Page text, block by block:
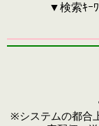
▼検索ｷｰﾜ
※システムの都合